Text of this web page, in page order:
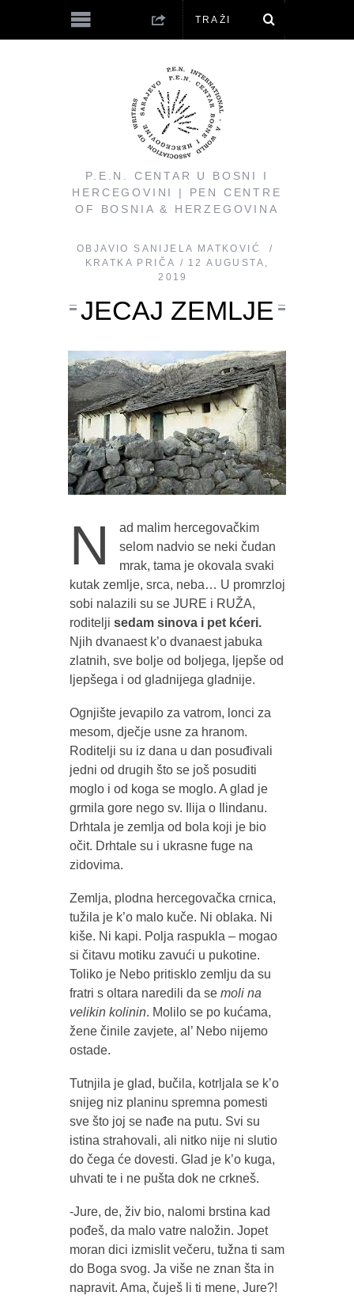
P.E.N. CENTAR U BOSNI I
HERCEGOVINI | PEN CENTRE
OF BOSNIA & HERZEGOVINA
OBJAVIO
SANIJELA MATKOVIĆ
KRATKA PRIČA
12 AUGUSTA,
2019
JECAJ ZEMLJE
N
ad malim hercegovačkim
selom nadvio se neki čudan
mrak, tama je okovala svaki
kutak zemlje, srca, neba… U promrzloj
sobi nalazili su se JURE i RUŽA,
roditelji sedam sinova i pet kćeri.
Njih dvanaest k’o dvanaest jabuka
zlatnih, sve bolje od boljega, ljepše od
ljepšega i od gladnijega gladnije.
Ognjište jevapilo za vatrom, lonci za
mesom, dječje usne za hranom.
Roditelji su iz dana u dan posuđivali
jedni od drugih što se još posuditi
moglo i od koga se moglo. A glad je
grmila gore nego sv. Ilija o Ilindanu.
Drhtala je zemlja od bola koji je bio
očit. Drhtale su i ukrasne fuge na
zidovima.
Zemlja, plodna hercegovačka crnica,
tužila je k’o malo kuče. Ni oblaka. Ni
kiše. Ni kapi. Polja raspukla – mogao
si čitavu motiku zavući u pukotine.
Toliko je Nebo pritisklo zemlju da su
fratri s oltara naredili da se moli na
velikin kolinin. Molilo se po kućama,
žene činile zavjete, al’ Nebo nijemo
ostade.
Tutnjila je glad, bučila, kotrljala se k’o
snijeg niz planinu spremna pomesti
sve što joj se nađe na putu. Svi su
istina strahovali, ali nitko nije ni slutio
do čega će dovesti. Glad je k’o kuga,
uhvati te i ne pušta dok ne crkneš.
-Jure, de, živ bio, nalomi brstina kad
pođeš, da malo vatre naložin. Jopet
moran dici izmislit večeru, tužna ti sam
do Boga svog. Ja više ne znan šta in
napravit. Ama, čuješ li ti mene, Jure?!